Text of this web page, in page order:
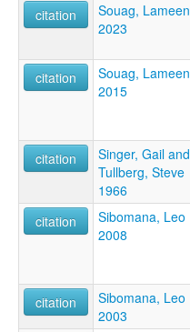
citation
Souag, Lameen
2023
citation
Souag, Lameen
2015
citation
Singer, Gail and
Tullberg, Steve
1966
citation
Sibomana, Leo
2008
citation
Sibomana, Leo
2003